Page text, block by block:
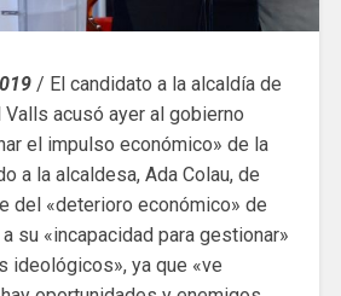
/ El candidato a la alcaldía de
Valls acusó ayer al gobierno
el impulso económico» de la
a la alcaldesa, Ada Colau, de
del «deterioro económico» de
su «incapacidad para gestionar»
ideológicos», ya que «ve